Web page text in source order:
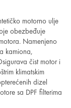
motorno ulje
obezbeđuje
Namenjeno
kamiona,
čist motor i
klimatskim
dizel
sa DPF filterima